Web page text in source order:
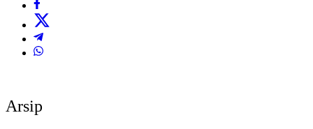
Arsip